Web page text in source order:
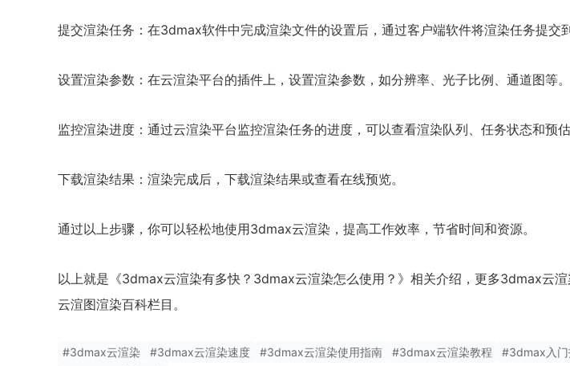
提交渲染任务：在3dmax软件中完成渲染文件的设置后，通过客户端软件将渲染任务提交
设置渲染参数：在云渲染平台的插件上，设置渲染参数，如分辨率、光子比例、通道图等。
监控渲染进度：通过云渲染平台监控渲染任务的进度，可以查看渲染队列、任务状态和预估
下载渲染结果：渲染完成后，下载渲染结果或查看在线预览。
通过以上步骤，你可以轻松地使用3dmax云渲染，提高工作效率，节省时间和资源。
以上就是《3dmax云渲染有多快？3dmax云渲染怎么使用？》相关介绍，更多3dmax云
云渲图渲染百科栏目。
#3dmax云渲染 #3dmax云渲染速度 #3dmax云渲染使用指南 #3dmax云渲染教程 #3dmax入